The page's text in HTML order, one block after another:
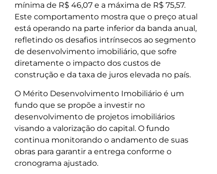
mínima de R$ 46,07 e a máxima de R$ 75,57.
Este comportamento mostra que o preço atual
está operando na parte inferior da banda anual,
refletindo os desafios intrínsecos ao segmento
de desenvolvimento imobiliário, que sofre
diretamente o impacto dos custos de
construção e da taxa de juros elevada no país.
O Mérito Desenvolvimento Imobiliário é um
fundo que se propõe a investir no
desenvolvimento de projetos imobiliários
visando a valorização do capital. O fundo
continua monitorando o andamento de suas
obras para garantir a entrega conforme o
cronograma ajustado.